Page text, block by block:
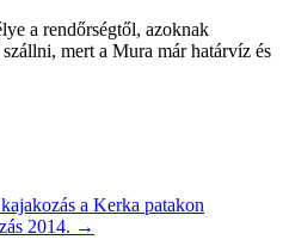
a rendőrségtől, azoknak
mert a Mura már határvíz és
a Kerka patakon
2014. →